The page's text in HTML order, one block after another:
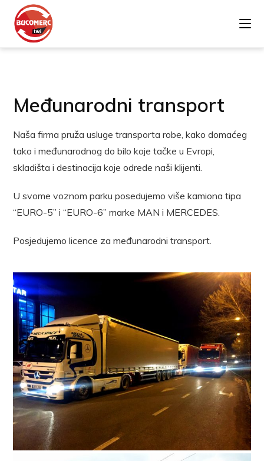
Međunarodni transport
Naša firma pruža usluge transporta robe, kako domaćeg
tako i međunarodnog do bilo koje tačke u Evropi,
skladišta i destinacija koje odrede naši klijenti.
U svome voznom parku posedujemo više kamiona tipa
“EURO-5” i “EURO-6” marke MAN i MERCEDES.
Posjedujemo licence za međunarodni transport.